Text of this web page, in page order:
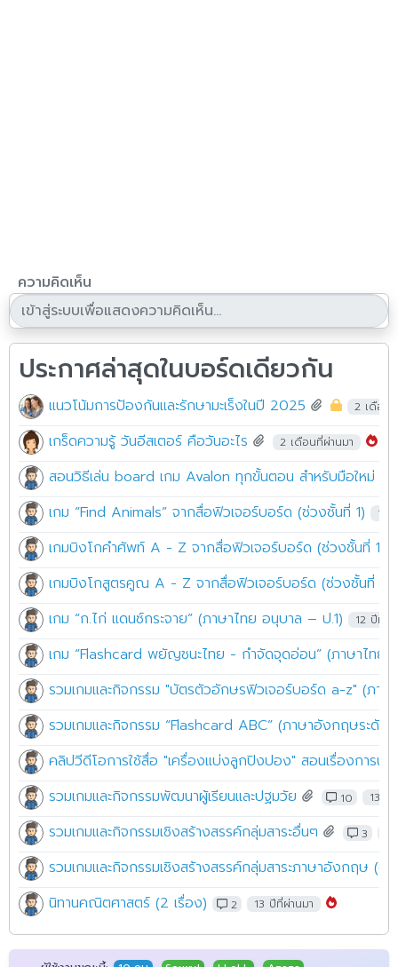
ความคิดเห็น
ประกาศล่าสุดในบอร์ดเดียวกัน
เกม “Flashcard พยัญชนะไทย - กำจัดจุดอ่อน” (ภาษาไทย